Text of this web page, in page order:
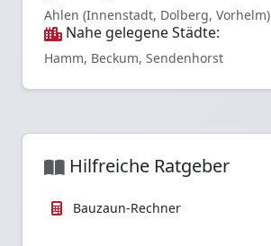
Ahlen (Innenstadt, Dolberg, Vorhelm)
Nahe gelegene Städte:
Hamm, Beckum, Sendenhorst
Hilfreiche Ratgeber
Bauzaun-Rechner